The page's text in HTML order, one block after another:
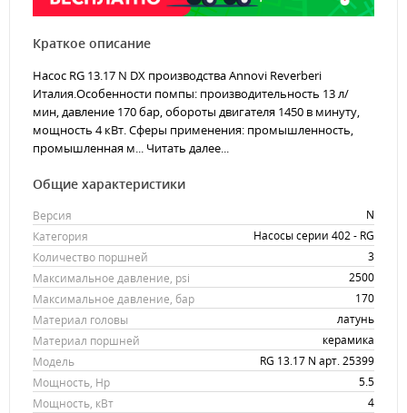
Краткое описание
Насос RG 13.17 N DX производства Annovi Reverberi
Италия.Особенности помпы: производительность 13 л/
мин, давление 170 бар, обороты двигателя 1450 в минуту,
мощность 4 кВт. Сферы применения: промышленность,
промышленная м... Читать далее...
Общие характеристики
Версия
N
Категория
Насосы серии 402 - RG
Количество поршней
3
Максимальное давление, psi
2500
Максимальное давление, бар
170
Материал головы
латунь
Материал поршней
керамика
Модель
RG 13.17 N арт. 25399
Мощность, Hp
5.5
Мощность, кВт
4